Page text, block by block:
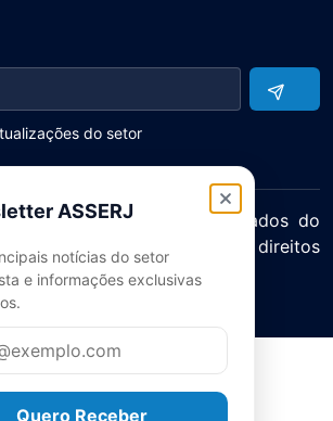
ASSERJ
notícias do setor
e informações exclusivas
Quero Receber
do setor
Associação de Supermercados do
de Janeiro. Todos os direitos
Privacidade Termos de Uso